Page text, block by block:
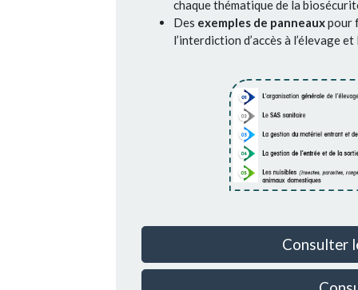
chaque thématique de la
Des exemples de panneauxpour
l’interdiction d’accès à l’élevage
Consulter